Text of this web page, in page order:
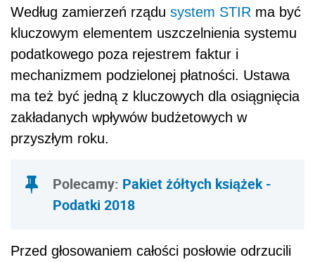
Według zamierzeń rządu system STIR ma być
kluczowym elementem uszczelnienia systemu
podatkowego poza rejestrem faktur i
mechanizmem podzielonej płatności. Ustawa
ma też być jedną z kluczowych dla osiągnięcia
zakładanych wpływów budżetowych w
przyszłym roku.
Polecamy: Pakiet żółtych książek -
Podatki 2018
Przed głosowaniem całości posłowie odrzucili